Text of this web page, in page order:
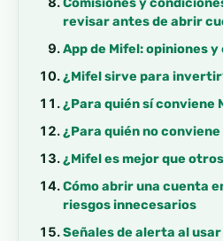
revisar antes de abrir
App de Mifel: opiniones
¿Mifel sirve para
¿Para quién sí conviene
¿Para quién no
¿Mifel es mejor que
Cómo abrir una cuenta
riesgos innecesarios
Señales de alerta al